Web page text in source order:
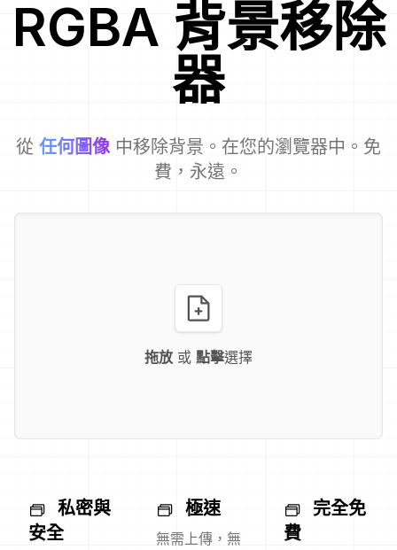
RGBA 背景移除
器
從 任何圖像 中移除背景。在您的瀏覽器中。免
費，永遠。
拖放 或 點擊選擇
私密與
安全
極速
無需上傳，無
完全免
費